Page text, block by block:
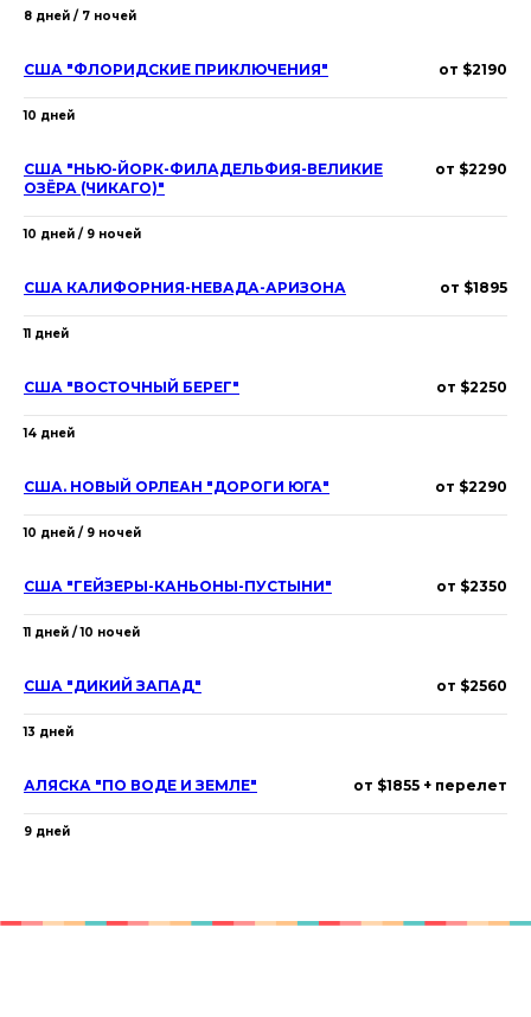
8 дней / 7 ночей
США "ФЛОРИДСКИЕ ПРИКЛЮЧЕНИЯ" от $2190
10 дней
США "НЬЮ-ЙОРК-ФИЛАДЕЛЬФИЯ-ВЕЛИКИЕ
ОЗЁРА (ЧИКАГО)"
от $2290
10 дней / 9 ночей
США КАЛИФОРНИЯ-НЕВАДА-АРИЗОНА от $1895
11 дней
США "ВОСТОЧНЫЙ БЕРЕГ" от $2250
14 дней
США. НОВЫЙ ОРЛЕАН "ДОРОГИ ЮГА" от $2290
10 дней / 9 ночей
США "ГЕЙЗЕРЫ-КАНЬОНЫ-ПУСТЫНИ" от $2350
11 дней / 10 ночей
США "ДИКИЙ ЗАПАД" от $2560
13 дней
АЛЯСКА "ПО ВОДЕ И ЗЕМЛЕ" от $1855 + перелет
9 дней